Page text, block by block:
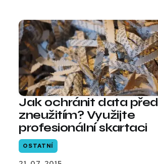
Jak ochránit data před
zneužitím? Využijte
profesionální skartaci
OSTATNÍ